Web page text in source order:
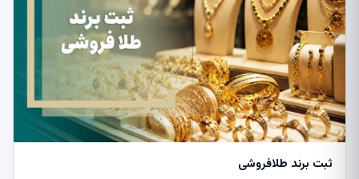
ثبت برند طلافروشی